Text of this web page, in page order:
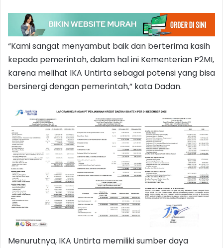
“Kami sangat menyambut baik dan berterima kasih
kepada pemerintah, dalam hal ini Kementerian P2MI,
karena melihat IKA Untirta sebagai potensi yang bisa
bersinergi dengan pemerintah,” kata Dadan.
Menurutnya, IKA Untirta memiliki sumber daya